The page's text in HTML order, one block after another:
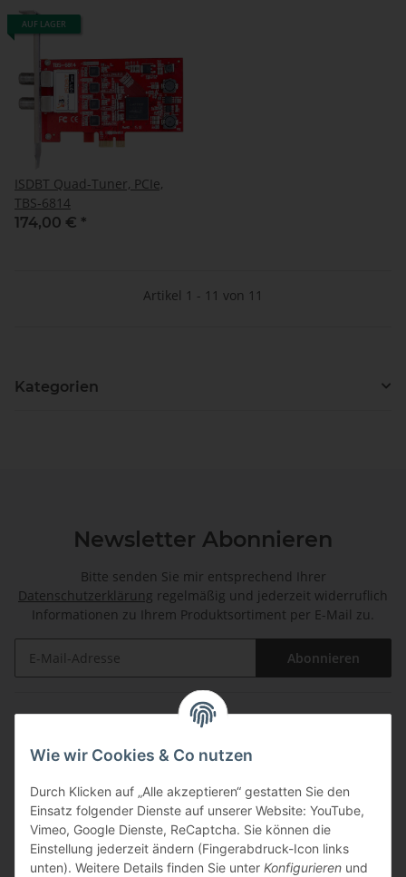
AUF LAGER
ISDBT Quad-Tuner, PCIe,
TBS-6814
174,00 € *
Artikel 1 - 11 von 11
Kategorien
Newsletter Abonnieren
Bitte senden Sie mir entsprechend Ihrer
Datenschutzerklärung regelmäßig und jederzeit widerruflich
Informationen zu Ihrem Produktsortiment per E-Mail zu.
Abonnieren
Zahlungsarten
Wie wir Cookies & Co nutzen
Durch Klicken auf „Alle akzeptieren“ gestatten Sie den
Einsatz folgender Dienste auf unserer Website: YouTube,
Vimeo, Google Dienste, ReCaptcha. Sie können die
Einstellung jederzeit ändern (Fingerabdruck-Icon links
unten). Weitere Details finden Sie unter Konfigurieren und